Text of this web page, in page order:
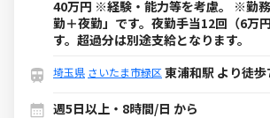
40万円 ※経験・能力等を考慮。 ※勤
勤＋夜勤」です。夜勤手当12回（6万
す。超過分は別途支給となります。
埼玉県 さいたま市緑区 東浦和駅 より徒歩
週5日以上・8時間/日 から